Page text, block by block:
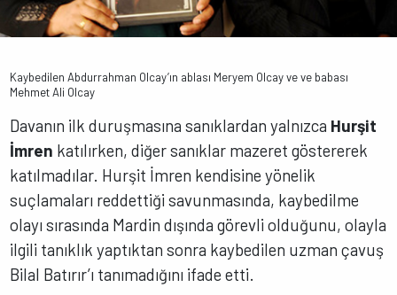
Kaybedilen Abdurrahman Olcay’ın ablası Meryem Olcay ve ve babası
Mehmet Ali Olcay
Davanın ilk duruşmasına sanıklardan yalnızca Hurşit
İmren katılırken, diğer sanıklar mazeret göstererek
katılmadılar. Hurşit İmren kendisine yönelik
suçlamaları reddettiği savunmasında, kaybedilme
olayı sırasında Mardin dışında görevli olduğunu, olayla
ilgili tanıklık yaptıktan sonra kaybedilen uzman çavuş
Bilal Batırır’ı tanımadığını ifade etti.